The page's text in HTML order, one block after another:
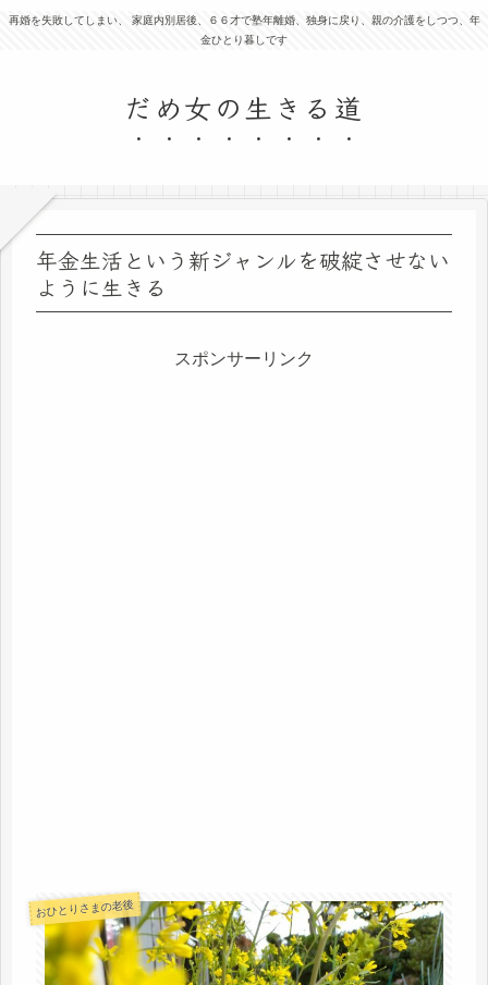
再婚を失敗してしまい、 家庭内別居後、６６才で塾年離婚、独身に戻り、親の介護をしつつ、年
金ひとり暮しです
だめ女の生きる道
年金生活という新ジャンルを破綻させない
ように生きる
スポンサーリンク
おひとりさまの老後